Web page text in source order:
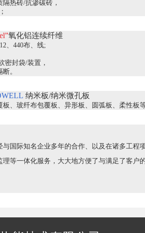
热砖/抗渗碳砖，
氧化铝连续纤维
、440布、线;
密封袋/装置，
。
纳米板/纳米微孔板
板、玻纤布包覆板、异形板、圆弧板、柔性板
与国际知名企业多年的合作、以及在诸多工
理等一体化服务，大大地方便了与满足了客户